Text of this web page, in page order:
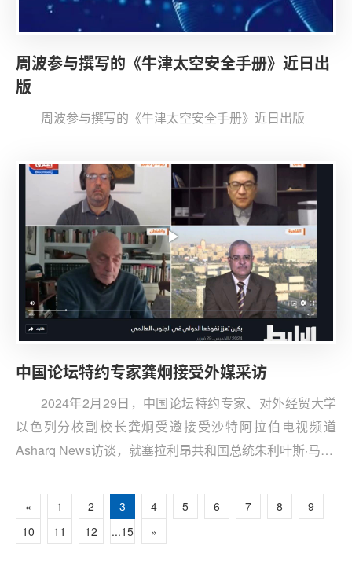
周波参与撰写的《牛津太空安全手册》近日出
版
周波参与撰写的《牛津太空安全手册》近日出版
中国论坛特约专家龚炯接受外媒采访
2024年2月29日，中国论坛特约专家、对外经贸大学
以色列分校副校长龚炯受邀接受沙特阿拉伯电视频道
Asharq News访谈，就塞拉利昂共和国总统朱利叶斯·马达·
« 1 2 3 4 5 6 7 8
9
10
11 12 ...15 »